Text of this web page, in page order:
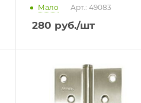
Мало Арт.: 49083
280 руб./шт